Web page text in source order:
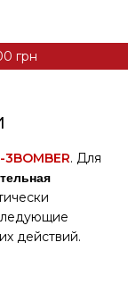
грн
3BOMBER. Для
действий.